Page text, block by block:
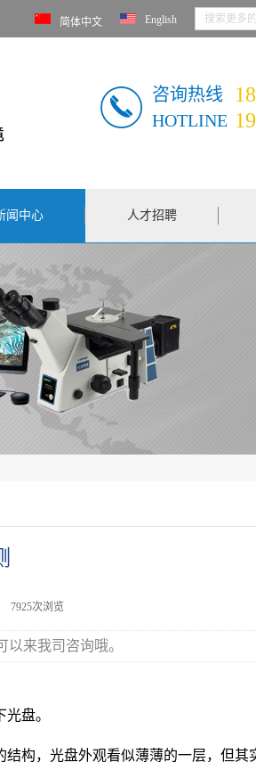
简体中文 English
咨询热线
HOTLINE
闻中心 人才招聘
7925次浏览
来我司咨询哦。
盘。
构，光盘外观看似薄薄的一层，但其